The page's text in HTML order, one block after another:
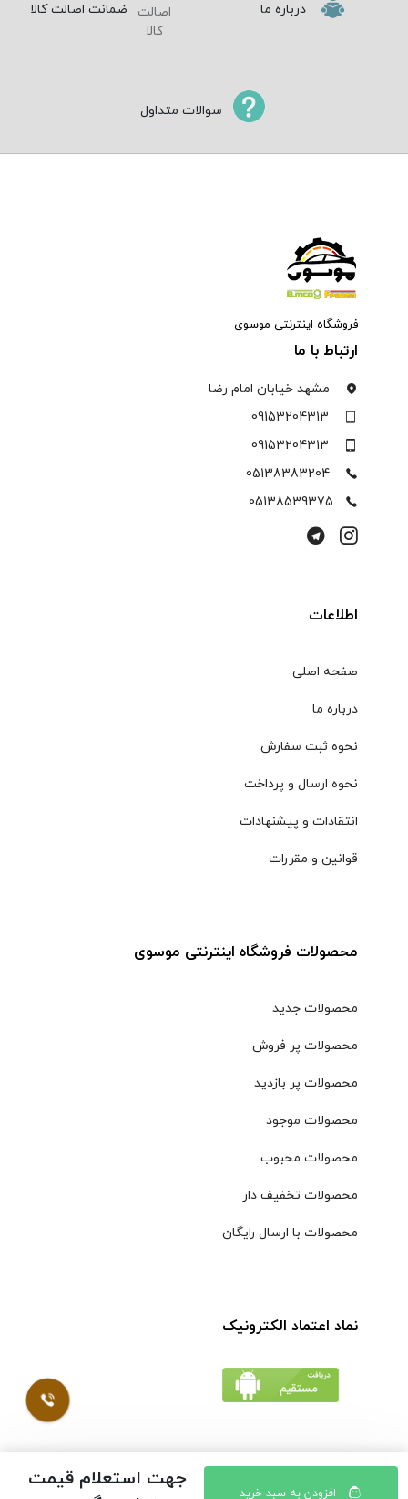
افزودن به سبد خرید
جهت استعلام قیمت
درباره ما ضمانت اصالت کالا
سوالات متداول
فروشگاه اینترنتی موسوی
ارتباط با ما
مشهد خیابان امام رضا
09153204313
09153204313
05138383204
05138539375
اطلاعات
صفحه اصلی
درباره ما
نحوه ثبت سفارش
نحوه ارسال و پرداخت
انتقادات و پیشنهادات
قوانین و مقررات
محصولات فروشگاه اینترنتی موسوی
محصولات جدید
محصولات پر فروش
محصولات پر بازدید
محصولات موجود
محصولات محبوب
محصولات تخفیف دار
محصولات با ارسال رایگان
نماد اعتماد الکترونیک
© کلیه حقوق مادی و معنوی محتویات سایت فروشگاه اینترنتی